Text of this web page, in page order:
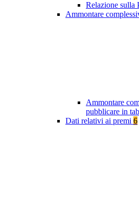
Relazione sulla
Ammontare
Ammontare
pubblicare in
Dati relativi ai premi 6